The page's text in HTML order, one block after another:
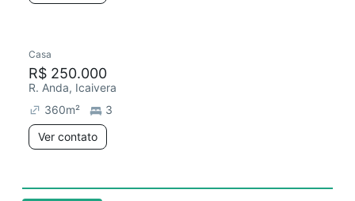
Casa
R$ 250.000
R. Anda, Icaivera
360m²
3
Ver contato